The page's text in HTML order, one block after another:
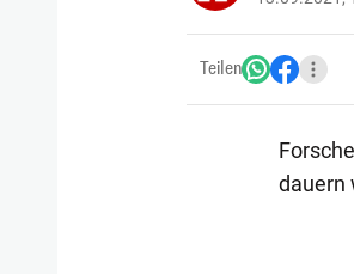
Teilen
dauern